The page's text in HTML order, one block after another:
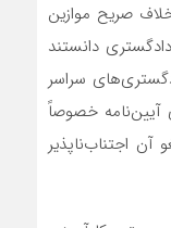
صریح موازین
دانستند
سراسر
خصوصاً
اجتناب‌ناپذیر